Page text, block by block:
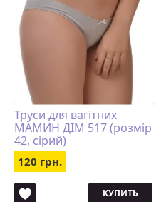
Труси для вагітних
МАМИН ДІМ 517 (розмір
42, сірий)
120 грн.
КУПИТЬ